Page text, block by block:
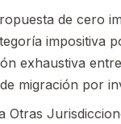
de cero
impositiva
exhaustiva
migración por
Otras